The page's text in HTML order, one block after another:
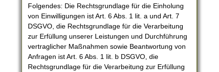
Folgendes: Die Rechtsgrundlage für die Einholung
von Einwilligungen ist Art. 6 Abs. 1 lit. a und Art. 7
DSGVO, die Rechtsgrundlage für die Verarbeitung
zur Erfüllung unserer Leistungen und Durchführung
vertraglicher Maßnahmen sowie Beantwortung von
Anfragen ist Art. 6 Abs. 1 lit. b DSGVO, die
Rechtsgrundlage für die Verarbeitung zur Erfüllung